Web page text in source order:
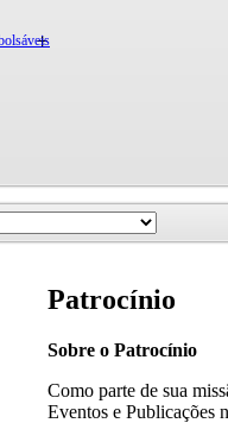
Patrocínio
Sobre o Patrocínio
Como parte de sua
Eventos e Publicações